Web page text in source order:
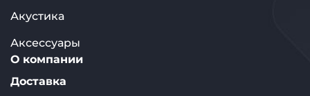
Акустика
Аксессуары
О компании
Доставка